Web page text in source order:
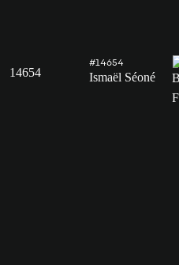
14654
#14654
Ismaël Séoné